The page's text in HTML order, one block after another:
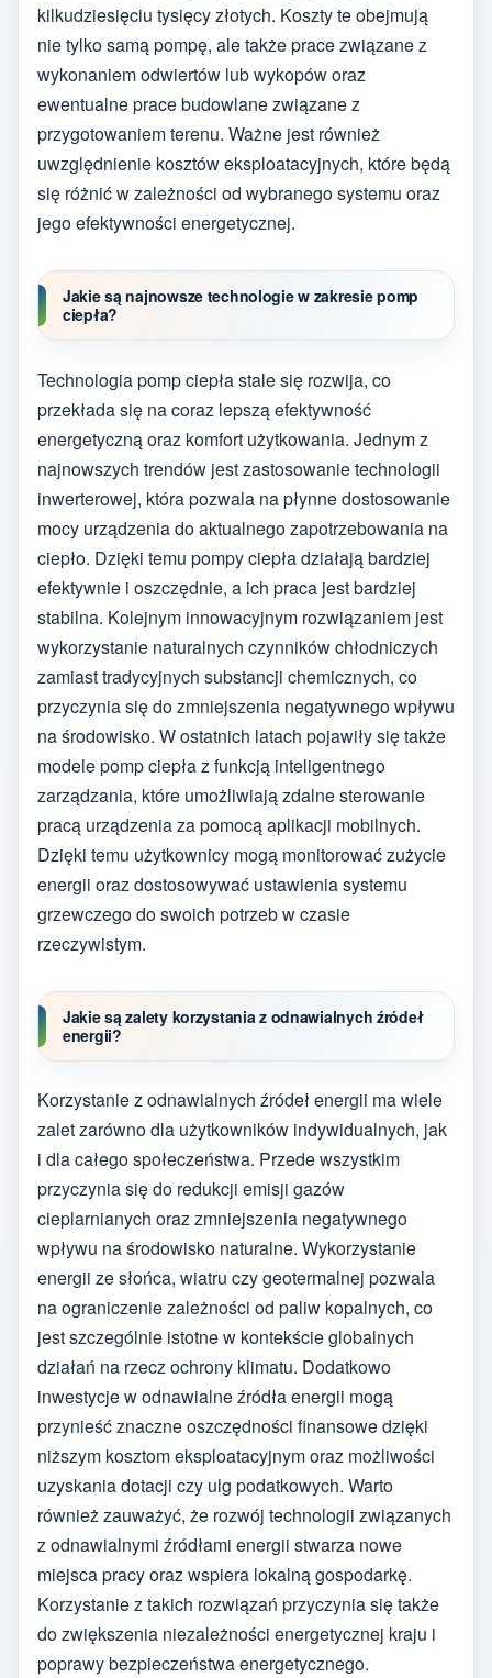
kilkudziesięciu tysięcy złotych. Koszty te obejmują
nie tylko samą pompę, ale także prace związane z
wykonaniem odwiertów lub wykopów oraz
ewentualne prace budowlane związane z
przygotowaniem terenu. Ważne jest również
uwzględnienie kosztów eksploatacyjnych, które będą
się różnić w zależności od wybranego systemu oraz
jego efektywności energetycznej.
Jakie są najnowsze technologie w zakresie pomp
ciepła?
Technologia pomp ciepła stale się rozwija, co
przekłada się na coraz lepszą efektywność
energetyczną oraz komfort użytkowania. Jednym z
najnowszych trendów jest zastosowanie technologii
inwerterowej, która pozwala na płynne dostosowanie
mocy urządzenia do aktualnego zapotrzebowania na
ciepło. Dzięki temu pompy ciepła działają bardziej
efektywnie i oszczędnie, a ich praca jest bardziej
stabilna. Kolejnym innowacyjnym rozwiązaniem jest
wykorzystanie naturalnych czynników chłodniczych
zamiast tradycyjnych substancji chemicznych, co
przyczynia się do zmniejszenia negatywnego wpływu
na środowisko. W ostatnich latach pojawiły się także
modele pomp ciepła z funkcją inteligentnego
zarządzania, które umożliwiają zdalne sterowanie
pracą urządzenia za pomocą aplikacji mobilnych.
Dzięki temu użytkownicy mogą monitorować zużycie
energii oraz dostosowywać ustawienia systemu
grzewczego do swoich potrzeb w czasie
rzeczywistym.
Jakie są zalety korzystania z odnawialnych źródeł
energii?
Korzystanie z odnawialnych źródeł energii ma wiele
zalet zarówno dla użytkowników indywidualnych, jak
i dla całego społeczeństwa. Przede wszystkim
przyczynia się do redukcji emisji gazów
cieplarnianych oraz zmniejszenia negatywnego
wpływu na środowisko naturalne. Wykorzystanie
energii ze słońca, wiatru czy geotermalnej pozwala
na ograniczenie zależności od paliw kopalnych, co
jest szczególnie istotne w kontekście globalnych
działań na rzecz ochrony klimatu. Dodatkowo
inwestycje w odnawialne źródła energii mogą
przynieść znaczne oszczędności finansowe dzięki
niższym kosztom eksploatacyjnym oraz możliwości
uzyskania dotacji czy ulg podatkowych. Warto
również zauważyć, że rozwój technologii związanych
z odnawialnymi źródłami energii stwarza nowe
miejsca pracy oraz wspiera lokalną gospodarkę.
Korzystanie z takich rozwiązań przyczynia się także
do zwiększenia niezależności energetycznej kraju i
poprawy bezpieczeństwa energetycznego.